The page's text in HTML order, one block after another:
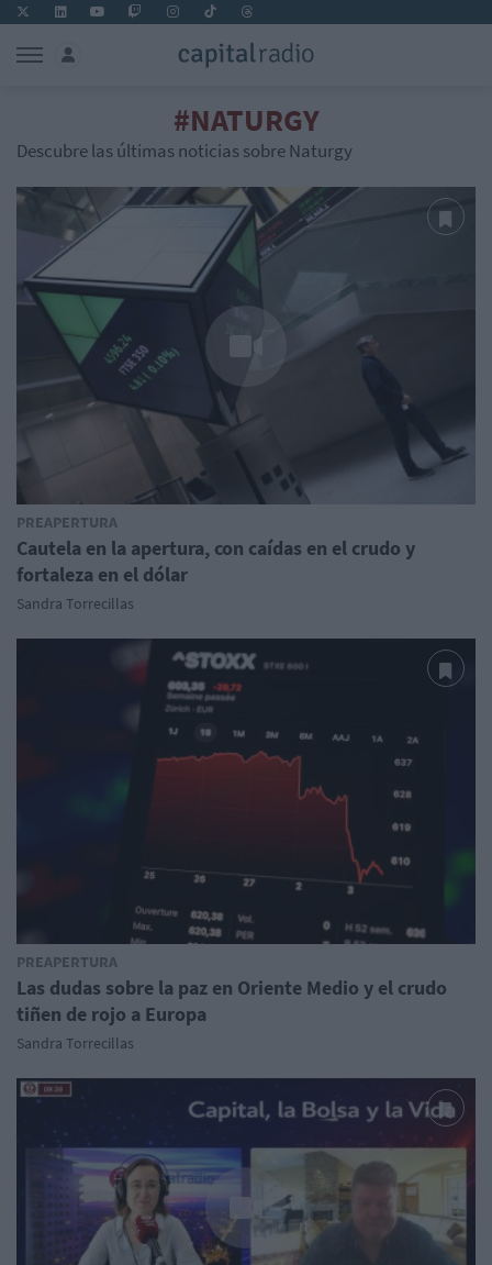
#NATURGY
Descubre las últimas noticias sobre Naturgy
PREAPERTURA
Cautela en la apertura, con caídas en el crudo y
fortaleza en el dólar
Sandra Torrecillas
PREAPERTURA
Las dudas sobre la paz en Oriente Medio y el crudo
tiñen de rojo a Europa
Sandra Torrecillas